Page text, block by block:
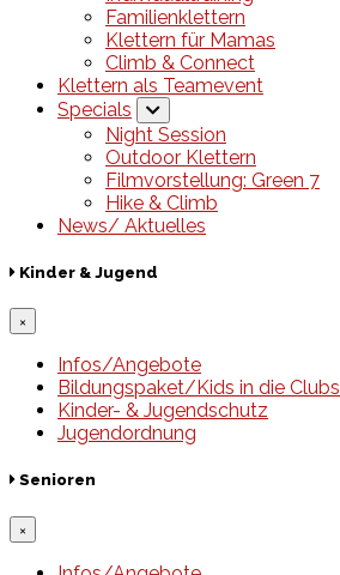
Familienklettern
Klettern für Mamas
Climb & Connect
Klettern als Teamevent
Specials
Night Session
Outdoor Klettern
Filmvorstellung: Green 7
Hike & Climb
News/ Aktuelles
Kinder & Jugend
×
Infos/Angebote
Bildungspaket/Kids in die Clubs
Kinder- & Jugendschutz
Jugendordnung
Senioren
×